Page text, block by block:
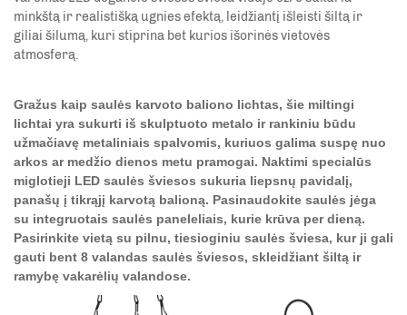
minkštą ir realistišką ugnies efektą, leidžiantį išleisti šiltą ir
giliai šilumą, kuri stiprina bet kurios išorinės vietovės
atmosferą.
Gražus kaip saulės karvoto baliono lichtas, šie miltingi
lichtai yra sukurti iš skulptuoto metalo ir rankiniu būdu
užmačiavę metaliniais spalvomis, kuriuos galima suspę nuo
arkos ar medžio dienos metu pramogai. Naktimi specialūs
miglotieji LED saulės šviesos sukuria liepsnų pavidalį,
panašų į tikrąjį karvotą balioną. Pasinaudokite saulės jėga
su integruotais saulės paneleliais, kurie krūva per dieną.
Pasirinkite vietą su pilnu, tiesioginiu saulės šviesa, kur ji gali
gauti bent 8 valandas saulės šviesos, skleidžiant šiltą ir
ramybę vakarėlių valandose.